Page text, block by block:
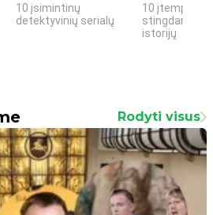
10 įsimintinų
detektyvinių serialų
10 įtemptų,
stingdančių
istorijų
Rodyti visus